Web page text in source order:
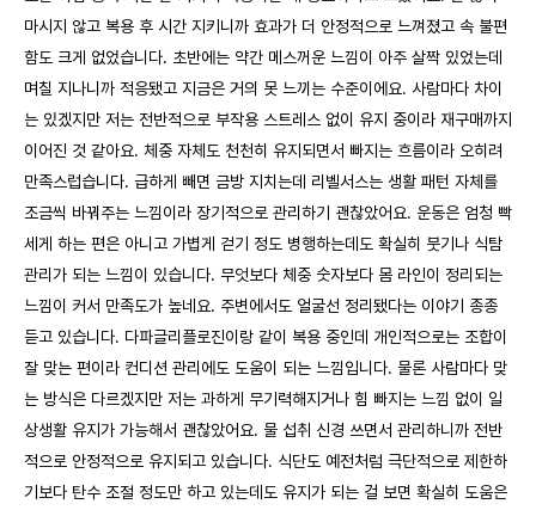
마시지 않고 복용 후 시간 지키니까 효과가 더 안정적으로 느껴졌고 속 불편
함도 크게 없었습니다. 초반에는 약간 메스꺼운 느낌이 아주 살짝 있었는데
며칠 지나니까 적응됐고 지금은 거의 못 느끼는 수준이에요. 사람마다 차이
는 있겠지만 저는 전반적으로 부작용 스트레스 없이 유지 중이라 재구매까지
이어진 것 같아요. 체중 자체도 천천히 유지되면서 빠지는 흐름이라 오히려
만족스럽습니다. 급하게 빼면 금방 지치는데 리벨서스는 생활 패턴 자체를
조금씩 바꿔주는 느낌이라 장기적으로 관리하기 괜찮았어요. 운동은 엄청 빡
세게 하는 편은 아니고 가볍게 걷기 정도 병행하는데도 확실히 붓기나 식탐
관리가 되는 느낌이 있습니다. 무엇보다 체중 숫자보다 몸 라인이 정리되는
느낌이 커서 만족도가 높네요. 주변에서도 얼굴선 정리됐다는 이야기 종종
듣고 있습니다. 다파글리플로진이랑 같이 복용 중인데 개인적으로는 조합이
잘 맞는 편이라 컨디션 관리에도 도움이 되는 느낌입니다. 물론 사람마다 맞
는 방식은 다르겠지만 저는 과하게 무기력해지거나 힘 빠지는 느낌 없이 일
상생활 유지가 가능해서 괜찮았어요. 물 섭취 신경 쓰면서 관리하니까 전반
적으로 안정적으로 유지되고 있습니다. 식단도 예전처럼 극단적으로 제한하
기보다 탄수 조절 정도만 하고 있는데도 유지가 되는 걸 보면 확실히 도움은